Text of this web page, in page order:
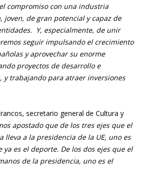
compromiso con una industria
joven, de gran potencial y capaz de
Y, especialmente, de unir
seguir impulsando el crecimiento
y aprovechar su enorme
proyectos de desarrollo e
y trabajando para atraer inversiones
secretario general de Cultura y
apostado que de los tres ejes que el
lleva a la presidencia de la UE, uno es
ya es el deporte. De los dos ejes que el
de la presidencia, uno es el